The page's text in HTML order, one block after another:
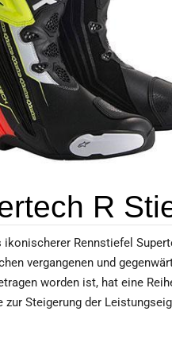
R
Rennstiefel
vergangenen und
worden ist, hat eine
zur Steigerung der